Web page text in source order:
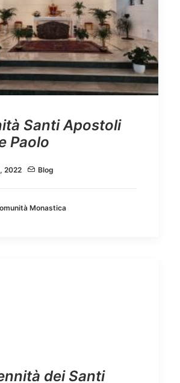
Santi Apostoli
Paolo
2022 Blog
Monastica
dei Santi